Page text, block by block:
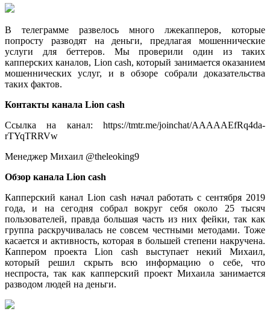
В телеграмме развелось много лжекапперов, которые
попросту разводят на деньги, предлагая мошеннические
услуги для беттеров. Мы проверили один из таких
капперских каналов, Lion cash, который занимается оказанием
мошеннических услуг, и в обзоре собрали доказательства
таких фактов.
Контакты канала Lion cash
Ссылка на канал: https://tmtr.me/joinchat/AAAAAEfRq4da-
rTYqTRRVw
Менеджер Михаил @theleoking9
Обзор канала Lion cash
Капперский канал Lion cash начал работать с сентября 2019
года, и на сегодня собрал вокруг себя около 25 тысяч
пользователей, правда большая часть из них фейки, так как
группа раскручивалась не совсем честными методами. Тоже
касается и активность, которая в большей степени накручена.
Каппером проекта Lion cash выступает некий Михаил,
который решил скрыть всю информацию о себе, что
неспроста, так как капперский проект Михаила занимается
разводом людей на деньги.